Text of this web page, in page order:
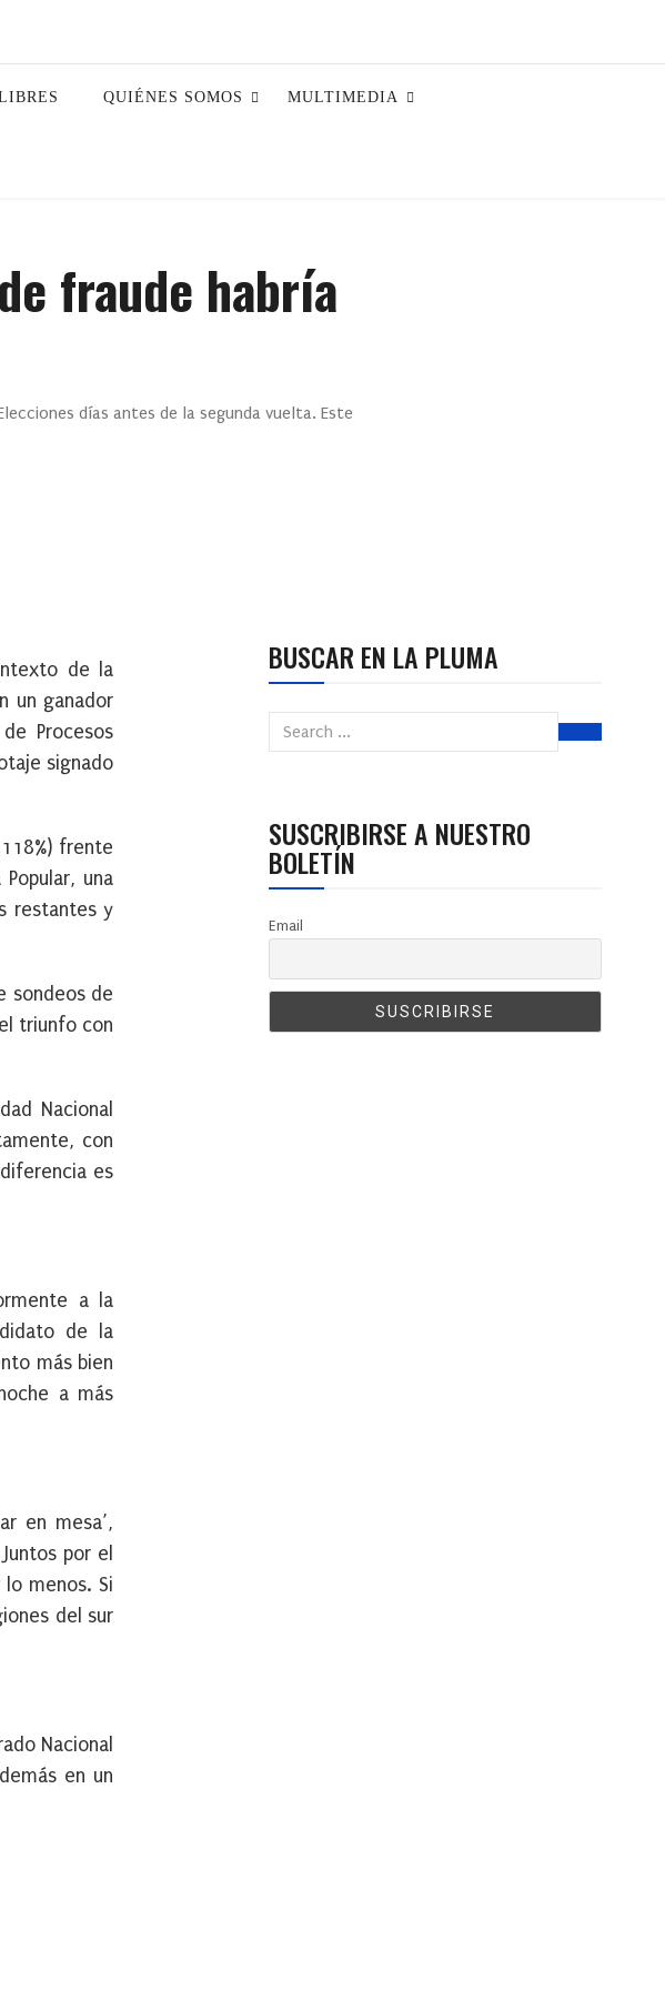
QUIÉNES SOMOS MULTIMEDIA
fraude habría
días antes de la segunda vuelta. Este
de la
un ganador
Procesos
signado
frente
una
restantes y
sondeos de
triunfo con
Nacional
con
es
a la
de la
más bien
a más
en mesa’,
por el
menos. Si
del sur
Nacional
en un
BUSCAR EN LA PLUMA
SUSCRIBIRSE A NUESTRO
BOLETÍN
Email